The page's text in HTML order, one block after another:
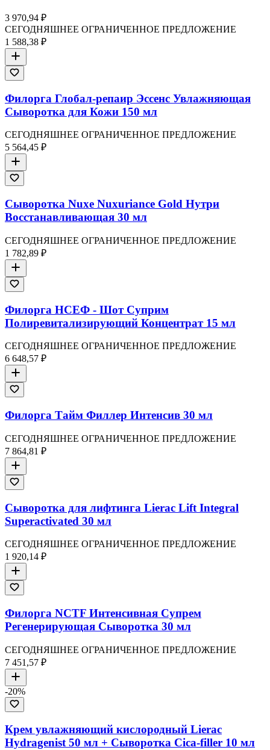
3 970,94 ₽
СЕГОДНЯШНЕЕ ОГРАНИЧЕННОЕ ПРЕДЛОЖЕНИЕ
1 588,38 ₽
Филорга Глобал-репаир Эссенс Увлажняющая
Сыворотка для Кожи 150 мл
СЕГОДНЯШНЕЕ ОГРАНИЧЕННОЕ ПРЕДЛОЖЕНИЕ
5 564,45 ₽
Сыворотка Nuxe Nuxuriance Gold Нутри
Восстанавливающая 30 мл
СЕГОДНЯШНЕЕ ОГРАНИЧЕННОЕ ПРЕДЛОЖЕНИЕ
1 782,89 ₽
Филорга НСЕФ - Шот Суприм
Полиревитализирующий Концентрат 15 мл
СЕГОДНЯШНЕЕ ОГРАНИЧЕННОЕ ПРЕДЛОЖЕНИЕ
6 648,57 ₽
Филорга Тайм Филлер Интенсив 30 мл
СЕГОДНЯШНЕЕ ОГРАНИЧЕННОЕ ПРЕДЛОЖЕНИЕ
7 864,81 ₽
Сыворотка для лифтинга Lierac Lift Integral
Superactivated 30 мл
СЕГОДНЯШНЕЕ ОГРАНИЧЕННОЕ ПРЕДЛОЖЕНИЕ
1 920,14 ₽
Филорга NCTF Интенсивная Супрем
Регенерирующая Сыворотка 30 мл
СЕГОДНЯШНЕЕ ОГРАНИЧЕННОЕ ПРЕДЛОЖЕНИЕ
7 451,57 ₽
-20%
Крем увлажняющий кислородный Lierac
Hydragenist 50 мл + Сыворотка Cica-filler 10 мл